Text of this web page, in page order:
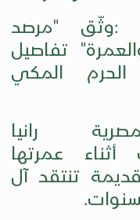
:وثّق "مرصد
تفاصيل
الحرم المكي
رانيا
عمرتها
تنتقد آل
.